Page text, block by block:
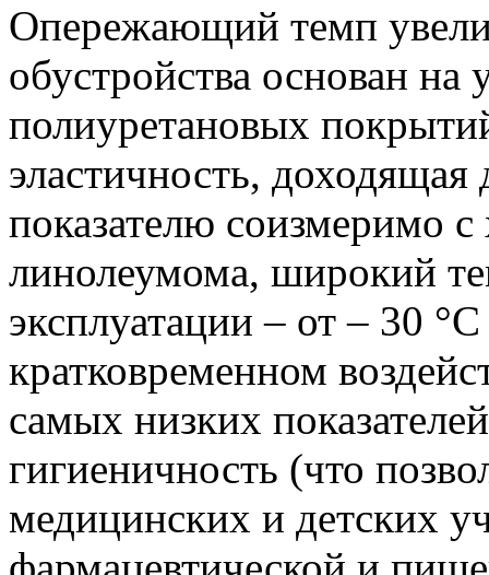
Опережающий темп
обустройства основан на
полиуретановых
эластичность,
показателю соизмеримо с
линолеумома, широкий
эксплуатации – от – 30
кратковременном
самых низких
гигиеничность (что
медицинских и детских